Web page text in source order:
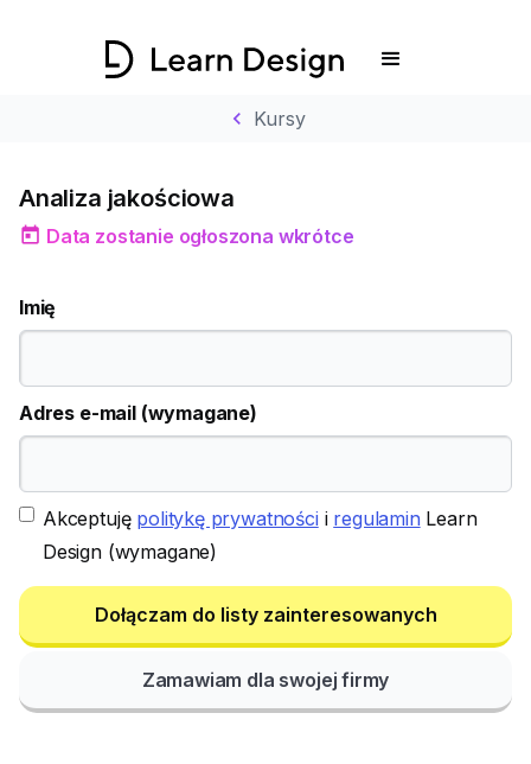
chevron_left Kursy
Analiza jakościowa
today Data zostanie ogłoszona wkrótce
Imię
Adres e-mail (wymagane)
Akceptuję politykę prywatności i regulamin Learn
Design (wymagane)
Zamawiam dla swojej firmy